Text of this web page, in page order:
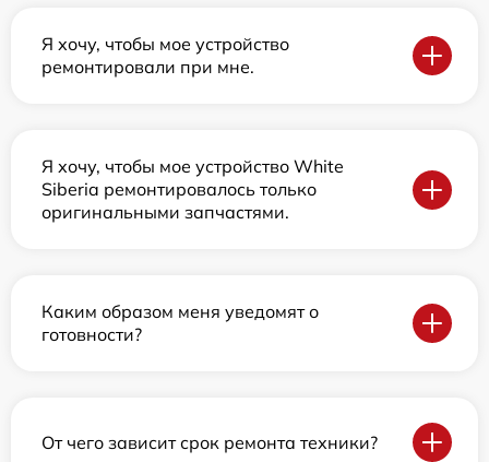
Я хочу, чтобы мое устройство
ремонтировали при мне.
Я хочу, чтобы мое устройство White
Siberia ремонтировалось только
оригинальными запчастями.
Каким образом меня уведомят о
готовности?
От чего зависит срок ремонта техники?